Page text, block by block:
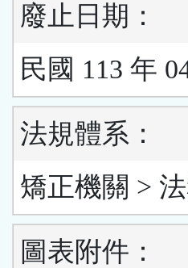
廢止日期：
民國 113 年
法規體系：
矯正機關 >
圖表附件：